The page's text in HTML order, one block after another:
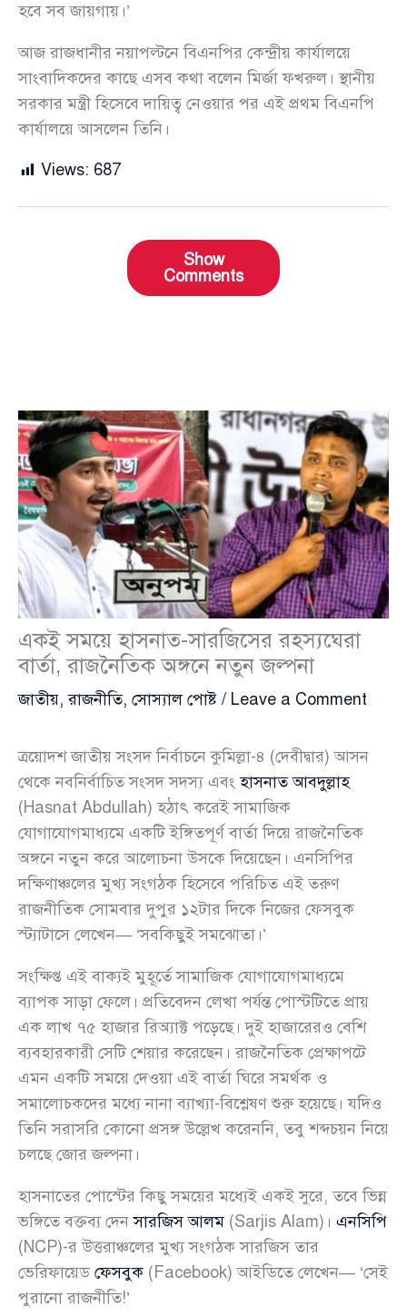
হবে সব জায়গায়।’
আজ রাজধানীর নয়াপল্টনে বিএনপির কেন্দ্রীয় কার্যালয়ে
সাংবাদিকদের কাছে এসব কথা বলেন মির্জা ফখরুল। স্থানীয়
সরকার মন্ত্রী হিসেবে দায়িত্ব নেওয়ার পর এই প্রথম বিএনপি
কার্যালয়ে আসলেন তিনি।
Views: 687
Show
Comments
একই সময়ে হাসনাত-সারজিসের রহস্যঘেরা
বার্তা, রাজনৈতিক অঙ্গনে নতুন জল্পনা
জাতীয়,রাজনীতি, সোস্যাল পোষ্ট / Leave a Comment
ত্রয়োদশ জাতীয় সংসদ নির্বাচনে কুমিল্লা-৪ (দেবীদ্বার) আসন
থেকে নবনির্বাচিত সংসদ সদস্য এবংহাসনাত আবদুল্লাহ
(Hasnat Abdullah) হঠাৎ করেই সামাজিক
যোগাযোগমাধ্যমে একটি ইঙ্গিতপূর্ণ বার্তা দিয়ে রাজনৈতিক
অঙ্গনে নতুন করে আলোচনা উসকে দিয়েছেন। এনসিপির
দক্ষিণাঞ্চলের মুখ্য সংগঠক হিসেবে পরিচিত এই তরুণ
রাজনীতিক সোমবার দুপুর ১২টার দিকে নিজের ফেসবুক
স্ট্যাটাসে লেখেন— ‘সবকিছুই সমঝোতা।’
সংক্ষিপ্ত এই বাক্যই মুহূর্তে সামাজিক যোগাযোগমাধ্যমে
ব্যাপক সাড়া ফেলে। প্রতিবেদন লেখা পর্যন্ত পোস্টটিতে প্রায়
এক লাখ ৭৫ হাজার রিঅ্যাক্ট পড়েছে। দুই হাজারেরও বেশি
ব্যবহারকারী সেটি শেয়ার করেছেন। রাজনৈতিক প্রেক্ষাপটে
এমন একটি সময়ে দেওয়া এই বার্তা ঘিরে সমর্থক ও
সমালোচকদের মধ্যে নানা ব্যাখ্যা-বিশ্লেষণ শুরু হয়েছে। যদিও
তিনি সরাসরি কোনো প্রসঙ্গ উল্লেখ করেননি, তবু শব্দচয়ন নিয়ে
চলছে জোর জল্পনা।
হাসনাতের পোস্টের কিছু সময়ের মধ্যেই একই সুরে, তবে ভিন্ন
ভঙ্গিতে বক্তব্য দেনসারজিস আলম (Sarjis Alam)। এনসিপি
(NCP)-র উত্তরাঞ্চলের মুখ্য সংগঠক সারজিস তার
ভেরিফায়েডফেসবুক (Facebook) আইডিতে লেখেন— ‘সেই
পুরানো রাজনীতি!’